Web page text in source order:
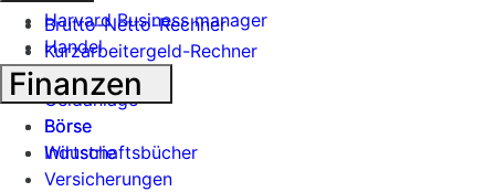
Harvard Business manager
Handel
Banken
Geldanlage
Börse
Industrie
Brutto-Netto-Rechner
Kurzarbeitergeld-Rechner
Finanzen
Börse
Wirtschaftsbücher
Versicherungen